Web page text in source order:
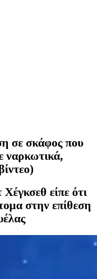
σε σκάφος που
ναρκωτικά,
είπε ότι
στην επίθεση